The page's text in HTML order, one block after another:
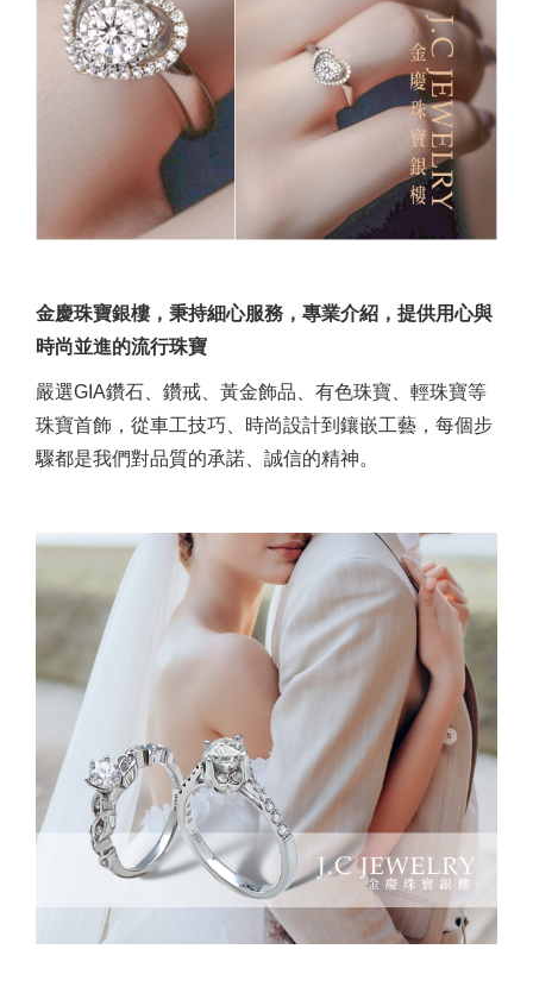
金慶珠寶銀樓，秉持細心服務，專業介紹，提供用心與
時尚並進的流行珠寶
嚴選GIA鑽石、鑽戒、黃金飾品、有色珠寶、輕珠寶等
珠寶首飾，從車工技巧、時尚設計到鑲嵌工藝，每個步
驟都是我們對品質的承諾、誠信的精神。